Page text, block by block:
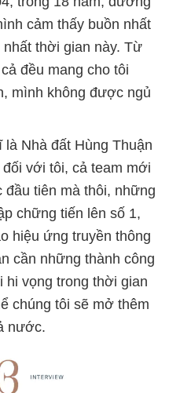
cảm thấy buồn nhất
thời gian này. Từ
đều mang cho tôi
mình không được ngủ
Nhà đất Hùng Thuận
với tôi, cả team mới
tiên mà thôi, những
chững tiến lên số 1,
hiệu ứng truyền thông
cần những thành công
hi vọng trong thời gian
chúng tôi sẽ mở thêm
nước.